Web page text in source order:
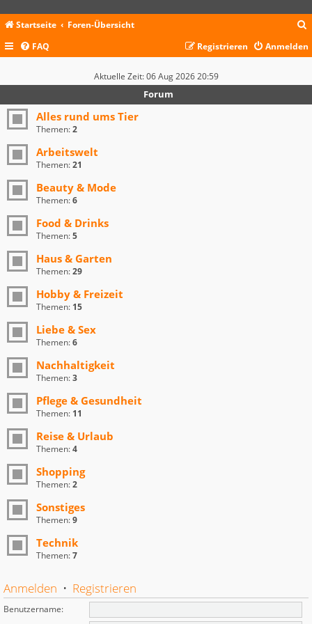
Startseite Foren-Übersicht
c
FAQ Anmelden
Registrieren
Aktuelle Zeit: 06 Aug 2026 20:59
Forum
Alles rund ums Tier
Themen:2
Arbeitswelt
Themen:21
Beauty & Mode
Themen:6
Food & Drinks
Themen:5
Haus & Garten
Themen:29
Hobby & Freizeit
Themen: 15
Liebe & Sex
Themen:6
Nachhaltigkeit
Themen:3
Pflege & Gesundheit
Themen: 11
Reise & Urlaub
Themen:4
Shopping
Themen:2
Sonstiges
Themen:9
Technik
Themen:7
Anmelden • Registrieren
Benutzername: